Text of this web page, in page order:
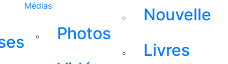
Médias
Photos
Nouvelle
Livres